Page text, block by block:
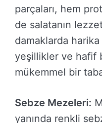
parçaları, hem
de salatanın
damaklarda
yeşillikler ve hafif
mükemmel bir
Sebze Mezeleri:
yanında renkli